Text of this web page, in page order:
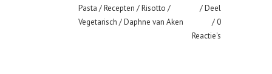
Pasta /Recepten /Risotto /
Vegetarisch / Daphne van Aken
Deel
0
Reactie's